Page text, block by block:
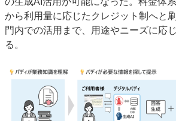
から利用量に応じたクレジット制へと
門内での活用まで、用途やニーズに応
る。